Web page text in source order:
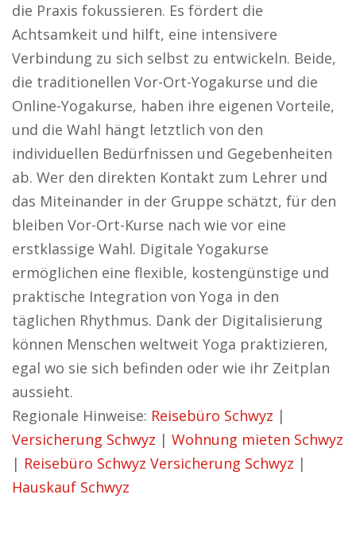
die Praxis fokussieren. Es fördert die
Achtsamkeit und hilft, eine intensivere
Verbindung zu sich selbst zu entwickeln. Beide,
die traditionellen Vor-Ort-Yogakurse und die
Online-Yogakurse, haben ihre eigenen Vorteile,
und die Wahl hängt letztlich von den
individuellen Bedürfnissen und Gegebenheiten
ab. Wer den direkten Kontakt zum Lehrer und
das Miteinander in der Gruppe schätzt, für den
bleiben Vor-Ort-Kurse nach wie vor eine
erstklassige Wahl. Digitale Yogakurse
ermöglichen eine flexible, kostengünstige und
praktische Integration von Yoga in den
täglichen Rhythmus. Dank der Digitalisierung
können Menschen weltweit Yoga praktizieren,
egal wo sie sich befinden oder wie ihr Zeitplan
aussieht.
Regionale Hinweise: Reisebüro Schwyz |
Versicherung Schwyz | Wohnung mieten Schwyz
| Reisebüro Schwyz Versicherung Schwyz |
Hauskauf Schwyz